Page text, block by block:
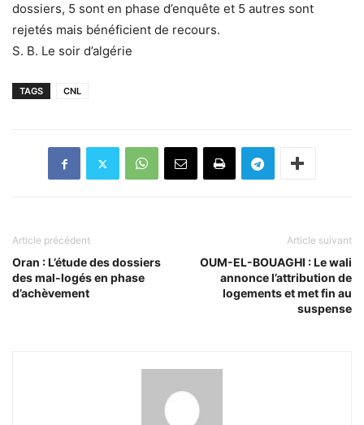
dossiers, 5 sont en phase d’enquête et 5 autres sont
rejetés mais bénéficient de recours.
S. B. Le soir d’algérie
TAGS CNL
Article précédent
Oran : L’étude des dossiers
des mal-logés en phase
d’achèvement
Article suivant
OUM-EL-BOUAGHI : Le wali
annonce l’attribution de
logements et met fin au
suspense